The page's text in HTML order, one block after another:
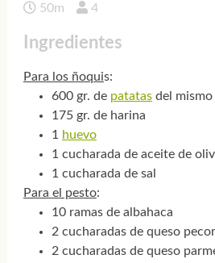
50m 4
Ingredientes
Para los ñoquis:
600 gr. de patatasdel mismo
175 gr. de harina
1
huevo
1 cucharada de aceite de
1 cucharada de sal
Para el pesto:
10 ramas de albahaca
2 cucharadas de queso
2 cucharadas de queso